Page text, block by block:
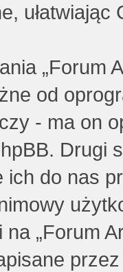
„Forum
od
- ma on
Drugi
ich do nas
„Forum